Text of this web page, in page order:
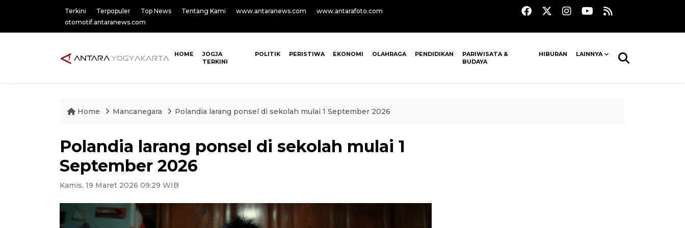
Terkini Terpopuler Top News Tentang Kami www.antaranews.com
www.antarafoto.com
otomotif.antaranews.com
HOME
JOGJA
TERKINI
POLITIK PERISTIWA EKONOMI OLAHRAGA PENDIDIKAN
PARIWISATA &
BUDAYA
HIBURAN LAINNYA
Home Mancanegara Polandia larang ponsel di sekolah mulai 1 September 2026
Polandia larang ponsel di sekolah mulai 1
September 2026
Kamis, 19 Maret 2026 09:29 WIB